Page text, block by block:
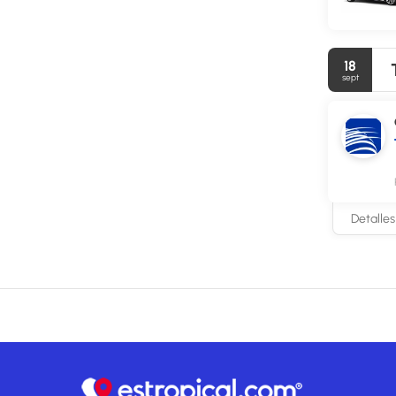
aprovechar
18
sept
Detalles